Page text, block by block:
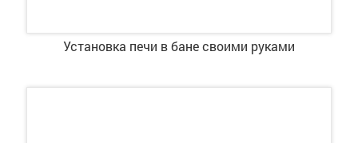
Установка печи в бане своими руками